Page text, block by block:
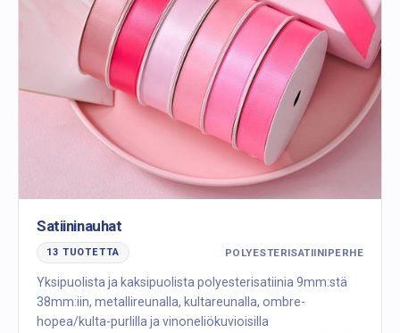
Satiininauhat
13 TUOTETTA POLYESTERISATIINIPERHE
Yksipuolista ja kaksipuolista polyesterisatiinia 9mm:stä
38mm:iin, metallireunalla, kultareunalla, ombre-
hopea/kulta-purlilla ja vinoneliökuvioisilla